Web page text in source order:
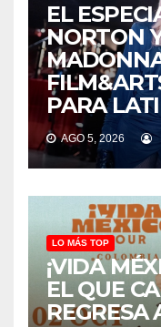
EL
NORTON
PARA
AGO 5, 2026
LO MÁS TOP
¡VIDA
EL QUE
REGRESA